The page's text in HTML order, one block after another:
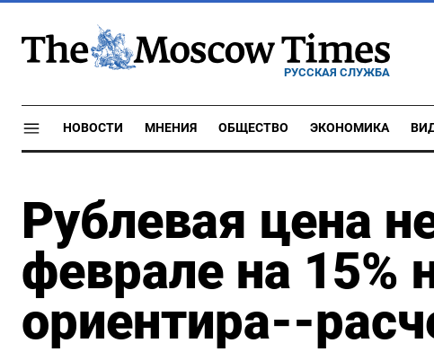
РУССКАЯ СЛУЖБА
НОВОСТИ МНЕНИЯ ОБЩЕСТВО ЭКОНОМИКА
Рублевая цена
феврале на
ориентира--